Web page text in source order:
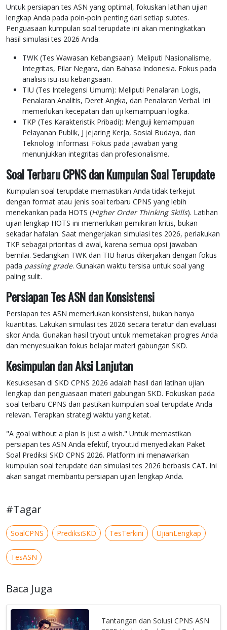
Untuk persiapan tes ASN yang optimal, fokuskan latihan ujian
lengkap Anda pada poin-poin penting dari setiap subtes.
Penguasaan kumpulan soal terupdate ini akan meningkatkan
hasil simulasi tes 2026 Anda.
TWK (Tes Wawasan Kebangsaan): Meliputi Nasionalisme,
Integritas, Pilar Negara, dan Bahasa Indonesia. Fokus pada
analisis isu-isu kebangsaan.
TIU (Tes Intelegensi Umum): Meliputi Penalaran Logis,
Penalaran Analitis, Deret Angka, dan Penalaran Verbal. Ini
memerlukan kecepatan dan uji kemampuan logika.
TKP (Tes Karakteristik Pribadi): Menguji kemampuan
Pelayanan Publik, J jejaring Kerja, Sosial Budaya, dan
Teknologi Informasi. Fokus pada jawaban yang
menunjukkan integritas dan profesionalisme.
Soal Terbaru CPNS dan Kumpulan Soal Terupdate
Kumpulan soal terupdate memastikan Anda tidak terkejut
dengan format atau jenis soal terbaru CPNS yang lebih
menekankan pada HOTS (Higher Order Thinking Skills). Latihan
ujian lengkap HOTS ini memerlukan pemikiran kritis, bukan
sekadar hafalan. Saat mengerjakan simulasi tes 2026, perlakukan
TKP sebagai prioritas di awal, karena semua opsi jawaban
bernilai. Sedangkan TWK dan TIU harus dikerjakan dengan fokus
pada passing grade. Gunakan waktu tersisa untuk soal yang
paling sulit.
Persiapan Tes ASN dan Konsistensi
Persiapan tes ASN memerlukan konsistensi, bukan hanya
kuantitas. Lakukan simulasi tes 2026 secara teratur dan evaluasi
skor Anda. Gunakan hasil tryout untuk memetakan progres Anda
dan menyesuaikan fokus belajar materi gabungan SKD.
Kesimpulan dan Aksi Lanjutan
Kesuksesan di SKD CPNS 2026 adalah hasil dari latihan ujian
lengkap dan penguasaan materi gabungan SKD. Fokuskan pada
soal terbaru CPNS dan pastikan kumpulan soal terupdate Anda
relevan. Terapkan strategi waktu yang ketat.
"A goal without a plan is just a wish." Untuk memastikan
persiapan tes ASN Anda efektif, tryout.id menyediakan Paket
Soal Prediksi SKD CPNS 2026. Platform ini menawarkan
kumpulan soal terupdate dan simulasi tes 2026 berbasis CAT. Ini
akan sangat membantu persiapan ujian lengkap Anda.
#Tagar
SoalCPNS PrediksiSKD TesTerkini UjianLengkap
TesASN
Baca Juga
Tantangan dan Solusi CPNS ASN